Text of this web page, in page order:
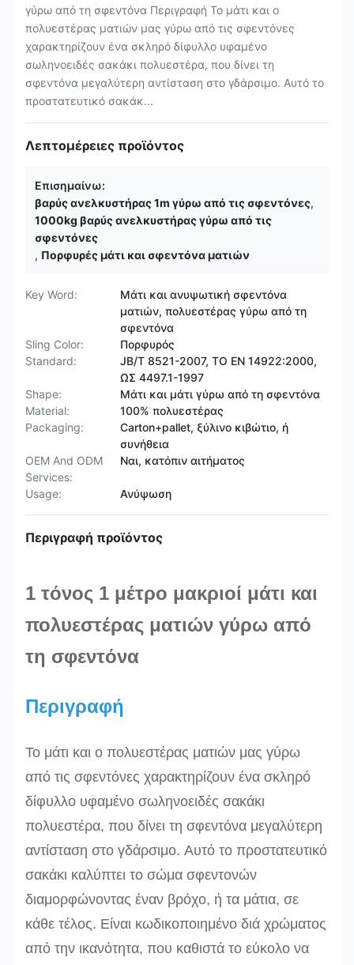
γύρω από τη σφεντόνα Περιγραφή Το μάτι και ο
πολυεστέρας ματιών μας γύρω από τις σφεντόνες
χαρακτηρίζουν ένα σκληρό δίφυλλο υφαμένο
σωληνοειδές σακάκι πολυεστέρα, που δίνει τη
σφεντόνα μεγαλύτερη αντίσταση στο γδάρσιμο. Αυτό το
προστατευτικό σακάκ...
Λεπτομέρειες προϊόντος
Επισημαίνω:
βαρύς ανελκυστήρας 1m γύρω από τις σφεντόνες,
1000kg βαρύς ανελκυστήρας γύρω από τις
σφεντόνες
, Πορφυρές μάτι και σφεντόνα ματιών
Key Word:
Μάτι και ανυψωτική σφεντόνα
ματιών, πολυεστέρας γύρω από τη
σφεντόνα
Sling Color:
Πορφυρός
Standard:
JB/T 8521-2007, ΤΟ EN 14922:2000,
ΩΣ 4497.1-1997
Shape:
Μάτι και μάτι γύρω από τη σφεντόνα
Material:
100% πολυεστέρας
Packaging:
Carton+pallet, ξύλινο κιβώτιο, ή
συνήθεια
OEM And ODM
Services:
Ναι, κατόπιν αιτήματος
Usage: Ανύψωση
Περιγραφή προϊόντος
1 τόνος 1 μέτρο μακριοί μάτι και
πολυεστέρας ματιών γύρω από
τη σφεντόνα
Περιγραφή
Το μάτι και ο πολυεστέρας ματιών μας γύρω
από τις σφεντόνες χαρακτηρίζουν ένα σκληρό
δίφυλλο υφαμένο σωληνοειδές σακάκι
πολυεστέρα, που δίνει τη σφεντόνα μεγαλύτερη
αντίσταση στο γδάρσιμο. Αυτό το προστατευτικό
σακάκι καλύπτει το σώμα σφεντονών
διαμορφώνοντας έναν βρόχο, ή τα μάτια, σε
κάθε τέλος. Είναι κωδικοποιημένο διά χρώματος
από την ικανότητα, που καθιστά το εύκολο να